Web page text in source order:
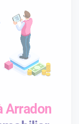
Arradon